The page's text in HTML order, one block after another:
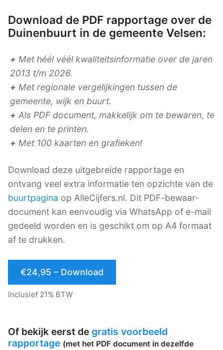
Download de PDF rapportage over de
Duinenbuurt in de gemeente Velsen:
+ Met héél véél kwaliteitsinformatie over de jaren
2013 t/m 2026.
+ Met regionale vergelijkingen tussen de
gemeente, wijk en buurt.
+ Als PDF document, makkelijk om te bewaren, te
delen en te printen.
+ Met 100 kaarten en grafieken!
Download deze uitgebreide rapportage en
ontvang veel extra informatie ten opzichte van de
buurtpagina op AlleCijfers.nl. Dit PDF-bewaar-
document kan eenvoudig via WhatsApp of e-mail
gedeeld worden en is geschikt om op A4 formaat
af te drukken.
€24,95 – Download
Inclusief 21% BTW
Of bekijk eerst de gratis voorbeeld
rapportage (met het PDF document in dezelfde